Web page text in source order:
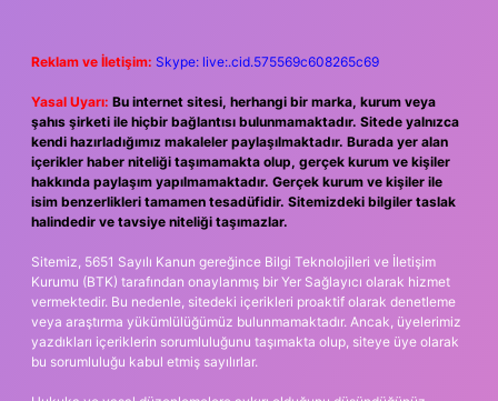
Reklam ve İletişim: Skype: live:.cid.575569c608265c69
Yasal Uyarı: Bu internet sitesi, herhangi bir marka, kurum veya
şahıs şirketi ile hiçbir bağlantısı bulunmamaktadır. Sitede yalnızca
kendi hazırladığımız makaleler paylaşılmaktadır. Burada yer alan
içerikler haber niteliği taşımamakta olup, gerçek kurum ve kişiler
hakkında paylaşım yapılmamaktadır. Gerçek kurum ve kişiler ile
isim benzerlikleri tamamen tesadüfidir. Sitemizdeki bilgiler taslak
halindedir ve tavsiye niteliği taşımazlar.
Sitemiz, 5651 Sayılı Kanun gereğince Bilgi Teknolojileri ve İletişim
Kurumu (BTK) tarafından onaylanmış bir Yer Sağlayıcı olarak hizmet
vermektedir. Bu nedenle, sitedeki içerikleri proaktif olarak denetleme
veya araştırma yükümlülüğümüz bulunmamaktadır. Ancak, üyelerimiz
yazdıkları içeriklerin sorumluluğunu taşımakta olup, siteye üye olarak
bu sorumluluğu kabul etmiş sayılırlar.